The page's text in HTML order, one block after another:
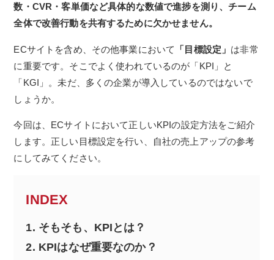
数・CVR・客単価など具体的な数値で進捗を測り、チーム
全体で改善行動を共有するために欠かせません。
ECサイトを含め、その他事業において 「目標設定」 は非常
に重要です。そこでよく使われているのが「KPI」と
「KGI」。未だ、多くの企業が導入しているのではないで
しょうか。
今回は、ECサイトにおいて正しいKPIの設定方法をご紹介
します。正しい目標設定を行い、自社の売上アップの参考
にしてみてください。
INDEX
1. そもそも、KPIとは？
2. KPIはなぜ重要なのか？